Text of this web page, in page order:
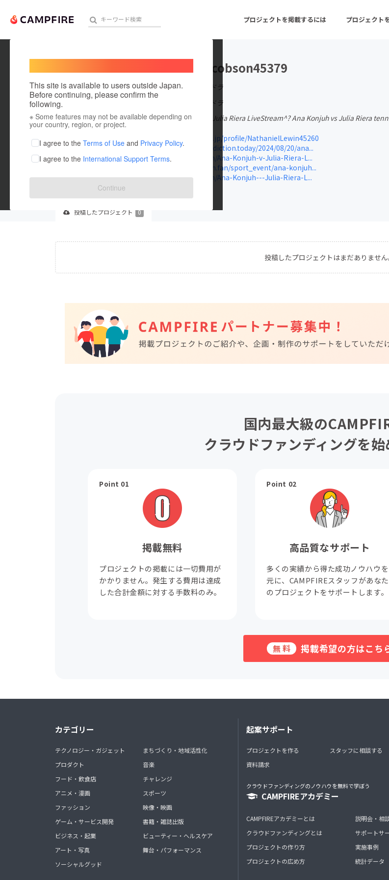
プロジェクトを掲載するには プロジェクト
人気のプロジェクト 注目のリターン
アート・写真 音楽 舞台
テクノロジー・ガジェット
ゲーム・サービス開発
映像・映画
書籍・雑誌出版
ビジネス・起業
チャレンジ
まちづくり・地域活性化
This site is available to users outside Japan.
Before continuing, please confirm the
following.
※ Some features may not be available depending on
your country, region, or project.
I agree to the Terms of Use and Privacy Policy.
I agree to the International Support Terms.
Continue
SeanJacobson45379
在住国：アンドラ
出身国：アンドラ
Ana Konjuh v Julia Riera LiveStream^? Ana Konjuh vs Julia Riera
camp-fire.jp/profile/NathanielLewin45260
tennisprediction.today/2024/08/20/ana...
telegra.ph/Ana-Konjuh-v-Julia-Riera-L...
livestream.fan/sport_event/ana-konjuh...
telegra.ph/Ana-Konjuh---Julia-Riera-L...
投稿したプロジェクト 0
投稿したプロジェクトはまだありません
国内最大級の
クラウドファンディングを始
Point 01
掲載無料
プロジェクトの掲載には一切費用が
かかりません。発生する費用は達成
した合計金額に対する手数料のみ。
Point 02
高品質なサポート
多くの実績から得た成功ノウハウを
元に、CAMPFIREスタッフがあなた
のプロジェクトをサポートします。
無料 掲載希望の方はこち
カテゴリー
テクノロジー・ガジェット
プロダクト
フード・飲食店
アニメ・漫画
ファッション
ゲーム・サービス開発
ビジネス・起業
アート・写真
ソーシャルグッド
まちづくり・地域活性化
音楽
チャレンジ
スポーツ
映像・映画
書籍・雑誌出版
ビューティー・ヘルスケア
舞台・パフォーマンス
起案サポート
プロジェクトを作る
資料請求
スタッフに相談する
クラウドファンディングのノウハウを無料で学ぼう
CAMPFIREアカデミー
CAMPFIREアカデミーとは
クラウドファンディングとは
プロジェクトの作り方
プロジェクトの広め方
説明会・相
サポートサ
実施事例
統計データ